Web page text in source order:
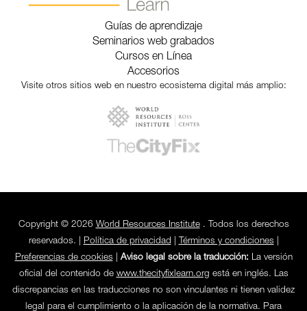
Guías de aprendizaje
Seminarios web grabados
Cursos en Línea
Accesorios
Visite otros sitios web en nuestro ecosistema digital más amplio:
Copyright © 2026 World Resources Institute. Todos los derechos
reservados. |
Política de privacidad Términos y condiciones
Preferencias de cookies
Aviso legal sobre la traducción: La versión
oficial del contenido de www.thecityfixlearn.org está en inglés. Las
discrepancias en las traducciones no son vinculantes ni tienen validez
legal para el cumplimiento o la aplicación de la normativa. Para